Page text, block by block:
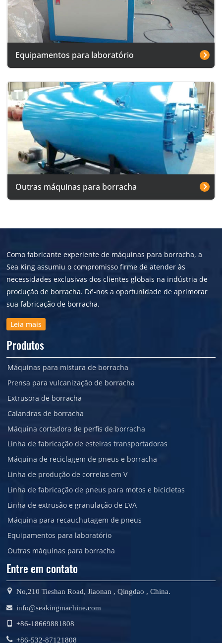
Equipamentos para laboratório
Outras máquinas para borracha
Como fabricante experiente de máquinas para borracha, a
Sea King assumiu o compromisso firme de atender às
necessidades exclusivas dos clientes globais na indústria de
produção de borracha. Dê-nos a oportunidade de aprimorar
sua fabricação de borracha.
Leia mais
Produtos
Máquinas para mistura de borracha
Prensa para vulcanização de borracha
Extrusora de borracha
Calandras de borracha
Máquina cortadora de perfis de borracha
Linha de fabricação de esteiras transportadoras
Máquina de reciclagem de pneus e borracha
Linha de produção de correias em V
Linha de fabricação de pneus para motos e bicicletas
Linha de extrusão e granulação de EVA
Máquina para recauchutagem de pneus
Equipamentos para laboratório
Outras máquinas para borracha
Entre em contato
No,210 Tieshan Road, Jiaonan , Qingdao , China.
info@seakingmachine.com
+86-18669881808
+86-532-87121808